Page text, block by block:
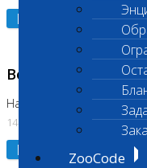
ZooCode
Подробнее
Возобновлено
На Нагорной (Код 961,
14.07.2026
Подробнее